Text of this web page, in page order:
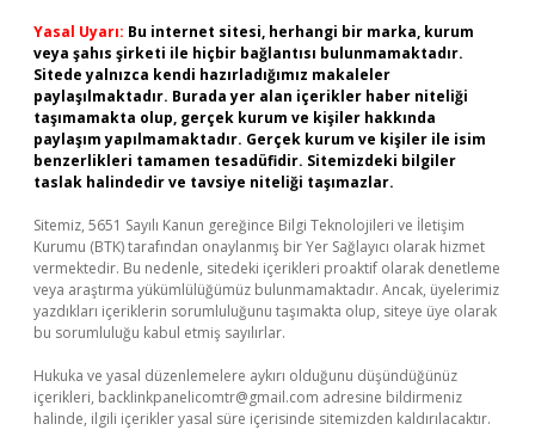
Yasal Uyarı: Bu internet sitesi, herhangi bir marka, kurum
veya şahıs şirketi ile hiçbir bağlantısı bulunmamaktadır.
Sitede yalnızca kendi hazırladığımız makaleler
paylaşılmaktadır. Burada yer alan içerikler haber niteliği
taşımamakta olup, gerçek kurum ve kişiler hakkında
paylaşım yapılmamaktadır. Gerçek kurum ve kişiler ile isim
benzerlikleri tamamen tesadüfidir. Sitemizdeki bilgiler
taslak halindedir ve tavsiye niteliği taşımazlar.
Sitemiz, 5651 Sayılı Kanun gereğince Bilgi Teknolojileri ve İletişim
Kurumu (BTK) tarafından onaylanmış bir Yer Sağlayıcı olarak hizmet
vermektedir. Bu nedenle, sitedeki içerikleri proaktif olarak denetleme
veya araştırma yükümlülüğümüz bulunmamaktadır. Ancak, üyelerimiz
yazdıkları içeriklerin sorumluluğunu taşımakta olup, siteye üye olarak
bu sorumluluğu kabul etmiş sayılırlar.
Hukuka ve yasal düzenlemelere aykırı olduğunu düşündüğünüz
içerikleri, backlinkpanelicomtr@gmail.com adresine bildirmeniz
halinde, ilgili içerikler yasal süre içerisinde sitemizden kaldırılacaktır.